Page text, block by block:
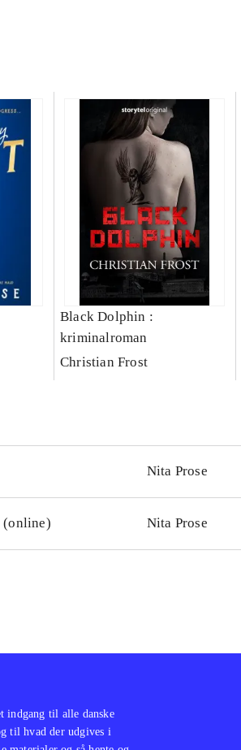
Black Dolphin :
kriminalroman
Christian Frost
Nita Prose
(online) Nita Prose
indgang til alle danske
til hvad der udgives i